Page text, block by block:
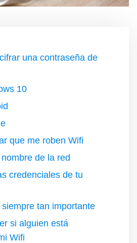
una contraseña de
10
que me roben Wifi
de la red
credenciales de tu
tan importante
si alguien está
Wifi